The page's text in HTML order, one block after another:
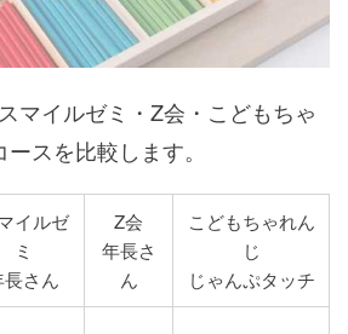
マイルゼミ・Z会・こどもちゃ
スを比較します。
イルゼ
ミ
長さん
Z会
年長さ
ん
こどもちゃれん
じ
じゃんぷタッチ